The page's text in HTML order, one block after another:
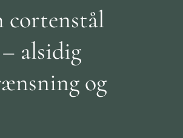
cortenstål
alsidig
og